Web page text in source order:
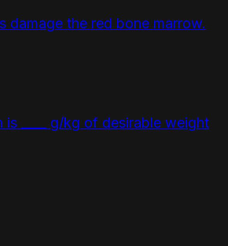
damage the red bone marrow.
____ g/kg of desirable weight